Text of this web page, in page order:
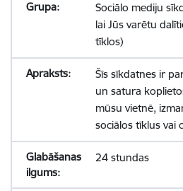
Sociālo mediju
lai Jūs varētu
tīklos)
Šīs sīkdatnes ir
un satura
mūsu vietnē,
sociālos tīklus vai
24 stundas